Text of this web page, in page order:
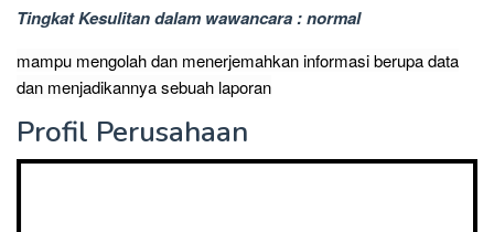
Tingkat Kesulitan dalam wawancara : normal
mampu mengolah dan menerjemahkan informasi berupa data
dan menjadikannya sebuah laporan
Profil Perusahaan